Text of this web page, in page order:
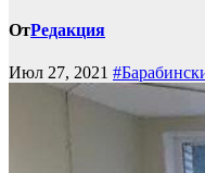
ОтРедакция
Июл 27, 2021